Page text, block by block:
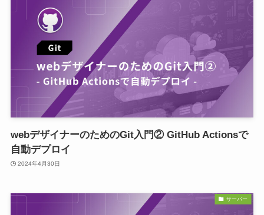
webデザイナーのためのGit入門② GitHub Actionsで
自動デプロイ
2024年4月30日
サーバー